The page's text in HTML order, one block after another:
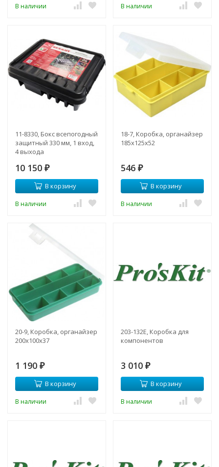
В наличии В наличии
11-8330, Бокс всепогодный
защитный 330 мм, 1 вход,
4 выхода
10 150 ₽
В корзину
В наличии
18-7, Коробка, органайзер
185х125х52
546 ₽
В корзину
В наличии
20-9, Коробка, органайзер
200х100х37
1 190 ₽
В корзину
В наличии
203-132E, Коробка для
компонентов
3 010 ₽
В корзину
В наличии